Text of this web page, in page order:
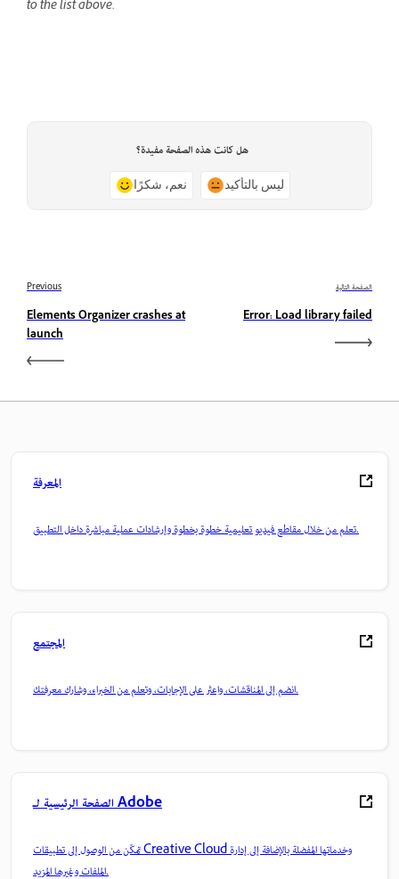
to the list above.
هل كانت هذه الصفحة مفيدة؟
نعم، شكرًا ليس بالتأكيد
Previous
Elements Organizer crashes at
launch
الصفحة التالية
Error: Load library failed
المعرفة
تعلم من خلال مقاطع فيديو تعليمية خطوة بخطوة وإرشادات عملية مباشرة داخل التطبيق.
المجتمع
انضم إلى المناقشات، واعثر على الإجابات، وتعلم من الخبراء، وشارك معرفتك.
الصفحة الرئيسية لـ Adobe
تمكّن من الوصول إلى تطبيقات Creative Cloud وخدماتها المفضلة بالإضافة إلى إدارة
الملفات وغيرها المزيد.